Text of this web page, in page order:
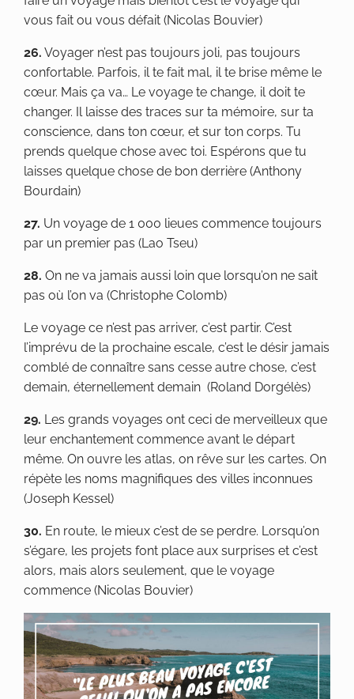
vous fait ou vous défait (Nicolas Bouvier)
26. Voyager n’est pas toujours joli, pas toujours
confortable. Parfois, il te fait mal, il te brise même le
cœur. Mais ça va… Le voyage te change, il doit te
changer. Il laisse des traces sur ta mémoire, sur ta
conscience, dans ton cœur, et sur ton corps. Tu
prends quelque chose avec toi. Espérons que tu
laisses quelque chose de bon derrière (Anthony
Bourdain)
27. Un voyage de 1 000 lieues commence toujours
par un premier pas (Lao Tseu)
​28. On ne va jamais aussi loin que lorsqu’on ne sait
pas où l’on va (Christophe Colomb)
Le voyage ce n’est pas arriver, c’est partir. C’est
l’imprévu de la prochaine escale, c’est le désir jamais
comblé de connaître sans cesse autre chose, c’est
demain, éternellement demain (Roland Dorgélès)
29. Les grands voyages ont ceci de merveilleux que
leur enchantement commence avant le départ
même. On ouvre les atlas, on rêve sur les cartes. On
répète les noms magnifiques des villes inconnues
(Joseph Kessel)
30. En route, le mieux c’est de se perdre. Lorsqu’on
s’égare, les projets font place aux surprises et c’est
alors, mais alors seulement, que le voyage
commence (Nicolas Bouvier)